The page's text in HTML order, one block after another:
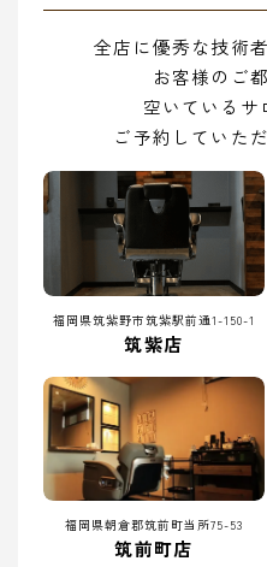
全店に優秀な技術
お客様のご
空いているサ
ご予約していた
福岡県筑紫野市筑紫駅前通1-150-1
筑紫店
福岡県朝倉郡筑前町当所75-53
筑前町店